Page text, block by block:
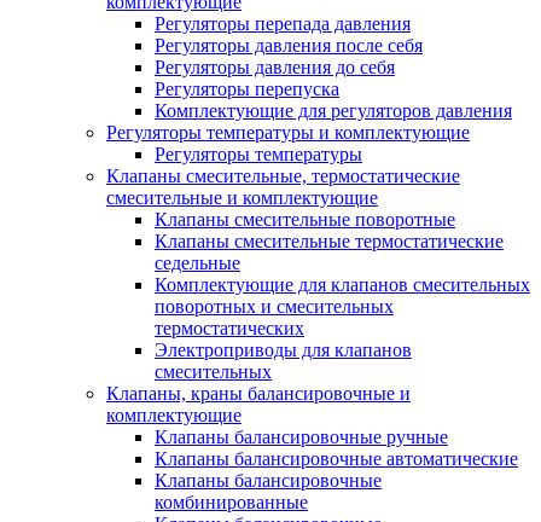
Регуляторы перепада давления
Регуляторы давления после себя
Регуляторы давления до себя
Регуляторы перепуска
Комплектующие для регуляторов давления
Регуляторы температуры и комплектующие
Регуляторы температуры
Клапаны смесительные, термостатические
смесительные и комплектующие
Клапаны смесительные поворотные
Клапаны смесительные термостатические
седельные
Комплектующие для клапанов смесительных
поворотных и смесительных
термостатических
Электроприводы для клапанов
смесительных
Клапаны, краны балансировочные и
комплектующие
Клапаны балансировочные ручные
Клапаны балансировочные автоматические
Клапаны балансировочные
комбинированные